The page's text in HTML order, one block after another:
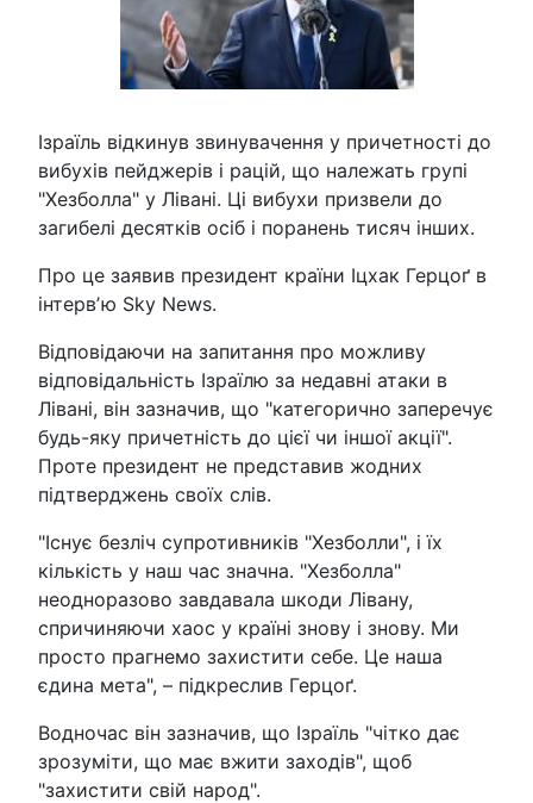
Ізраїль відкинув звинувачення у причетності до
вибухів пейджерів і рацій, що належать групі
"Хезболла" у Лівані. Ці вибухи призвели до
загибелі десятків осіб і поранень тисяч інших.
Про це заявив президент країни Іцхак Герцоґ в
інтервʼю Sky News.
Відповідаючи на запитання про можливу
відповідальність Ізраїлю за недавні атаки в
Лівані, він зазначив, що "категорично заперечує
будь-яку причетність до цієї чи іншої акції".
Проте президент не представив жодних
підтверджень своїх слів.
"Існує безліч супротивників "Хезболли", і їх
кількість у наш час значна. "Хезболла"
неодноразово завдавала шкоди Лівану,
спричиняючи хаос у країні знову і знову. Ми
просто прагнемо захистити себе. Це наша
єдина мета", – підкреслив Герцоґ.
Водночас він зазначив, що Ізраїль "чітко дає
зрозуміти, що має вжити заходів", щоб
"захистити свій народ".